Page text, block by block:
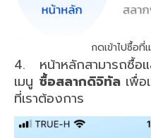
กดเข้าไปซื้อ
4. หน้าหลักสามารถซื้อ
เมนู ซื้อสลากดิจิทัลเพื่อ
ที่เราต้องการ